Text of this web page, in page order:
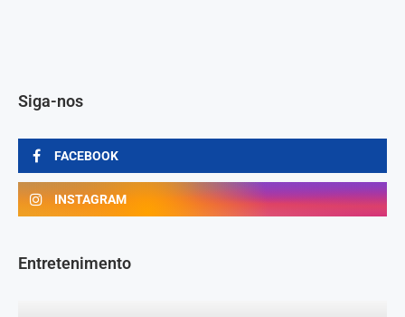
Siga-nos
FACEBOOK
INSTAGRAM
Entretenimento